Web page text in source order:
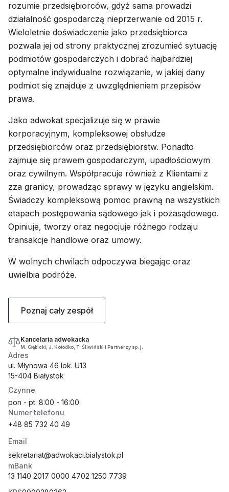
rozumie przedsiębiorców, gdyż sama prowadzi
działalność gospodarczą nieprzerwanie od 2015 r.
Wieloletnie doświadczenie jako przedsiębiorca
pozwala jej od strony praktycznej zrozumieć sytuację
podmiotów gospodarczych i dobrać najbardziej
optymalne indywidualne rozwiązanie, w jakiej dany
podmiot się znajduje z uwzględnieniem przepisów
prawa.
Jako adwokat specjalizuje się w prawie
korporacyjnym, kompleksowej obsłudze
przedsiębiorców oraz przedsiębiorstw. Ponadto
zajmuje się prawem gospodarczym, upadłościowym
oraz cywilnym. Współpracuje również z Klientami z
zza granicy, prowadząc sprawy w języku angielskim.
Świadczy kompleksową pomoc prawną na wszystkich
etapach postępowania sądowego jak i pozasądowego.
Opiniuje, tworzy oraz negocjuje różnego rodzaju
transakcje handlowe oraz umowy.
W wolnych chwilach odpoczywa biegając oraz
uwielbia podróże.
Poznaj cały zespół
Kancelaria adwokacka
M. Głębicki, J. Kołodko, T. Śliwiński i Partnerzy sp. j.
Adres
ul. Młynowa 46 lok. U13
15-404 Białystok
Czynne
pon - pt: 8:00 - 16:00
Numer telefonu
+48 85 732 40 49
Email
sekretariat@adwokaci.bialystok.pl
mBank
13 1140 2017 0000 4702 1250 7739